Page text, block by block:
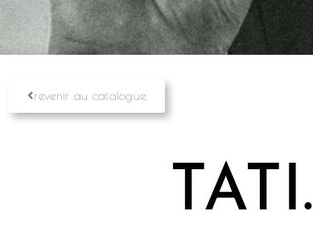
revenir au catalogue